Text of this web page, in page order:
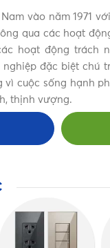
vào năm 1971
qua các hoạt
hoạt động trách
đặc biệt chú
cuộc sống hạnh
thịnh vượng.